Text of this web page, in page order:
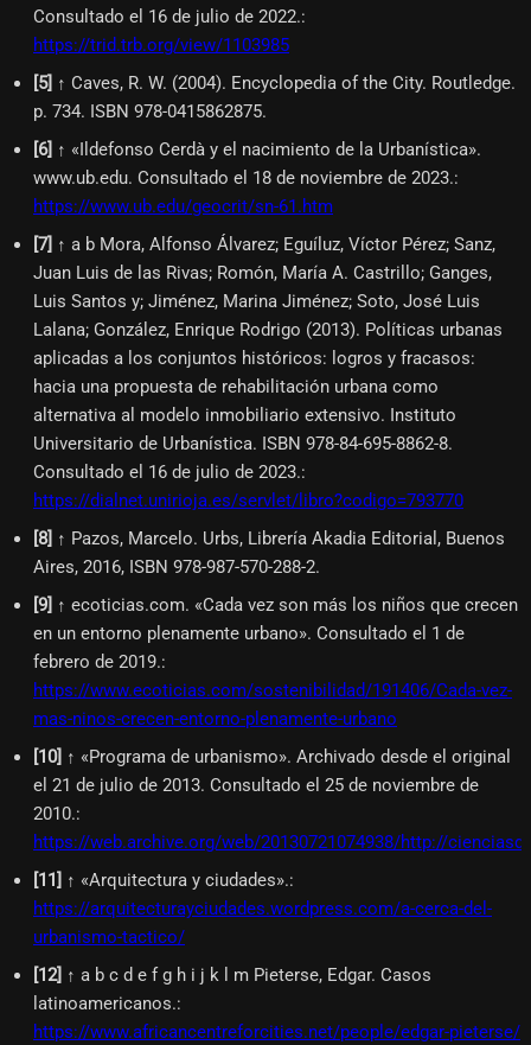
Consultado el 16 de julio de 2022.:
https://trid.trb.org/view/1103985
[5] ↑ Caves, R. W. (2004). Encyclopedia of the City. Routledge.
p. 734. ISBN 978-0415862875.
[6] ↑ «Ildefonso Cerdà y el nacimiento de la Urbanística».
www.ub.edu. Consultado el 18 de noviembre de 2023.:
https://www.ub.edu/geocrit/sn-61.htm
[7] ↑ a b Mora, Alfonso Álvarez; Eguíluz, Víctor Pérez; Sanz,
Juan Luis de las Rivas; Romón, María A. Castrillo; Ganges,
Luis Santos y; Jiménez, Marina Jiménez; Soto, José Luis
Lalana; González, Enrique Rodrigo (2013). Políticas urbanas
aplicadas a los conjuntos históricos: logros y fracasos:
hacia una propuesta de rehabilitación urbana como
alternativa al modelo inmobiliario extensivo. Instituto
Universitario de Urbanística. ISBN 978-84-695-8862-8.
Consultado el 16 de julio de 2023.:
https://dialnet.unirioja.es/servlet/libro?codigo=793770
[8] ↑ Pazos, Marcelo. Urbs, Librería Akadia Editorial, Buenos
Aires, 2016, ISBN 978-987-570-288-2.
[9] ↑ ecoticias.com. «Cada vez son más los niños que crecen
en un entorno plenamente urbano». Consultado el 1 de
febrero de 2019.:
https://www.ecoticias.com/sostenibilidad/191406/Cada-vez-
mas-ninos-crecen-entorno-plenamente-urbano
[10] ↑ «Programa de urbanismo». Archivado desde el original
el 21 de julio de 2013. Consultado el 25 de noviembre de
2010.:
https://web.archive.org/web/20130721074938/http://
[11] ↑ «Arquitectura y ciudades».:
https://arquitecturayciudades.wordpress.com/a-cerca-del-
urbanismo-tactico/
[12] ↑ a b c d e f g h i j k l m Pieterse, Edgar. Casos
latinoamericanos.:
https://www.africancentreforcities.net/people/edgar-pieterse/